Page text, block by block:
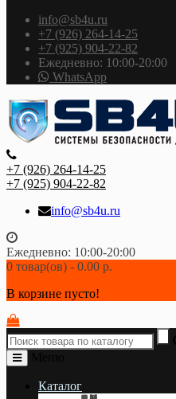
info@sb4u.ru
+7 (926) 264-14-25
+7 (925) 904-22-82
Ежедневно: 10:00-20:00
WhatsApp
+7 (926) 264-14-25
+7 (925) 904-22-82
info@sb4u.ru
Ежедневно: 10:00-20:00
0 товар(ов) - 0.00 р.
В корзине пусто!
Каталог